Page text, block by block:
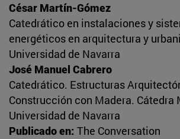
César Martín-Gómez
Catedrático en instalaciones y
energéticos en arquitectura y
Universidad de Navarra
José Manuel Cabrero
Catedrático. Estructuras
Construcción con Madera. Cátedra
Universidad de Navarra
Publicado en: The Conversation